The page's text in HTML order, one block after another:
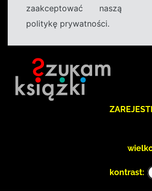
zaakceptować naszą
politykę prywatności.
kontrast: